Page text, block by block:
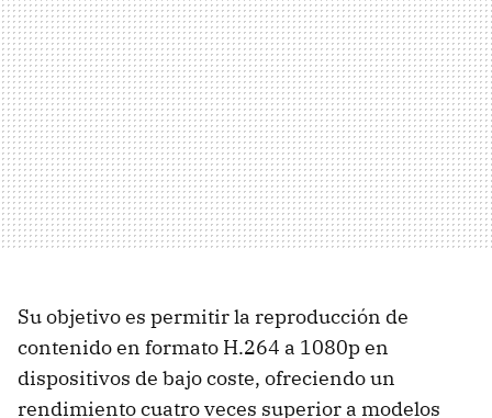
Su objetivo es permitir la reproducción de
contenido en formato H.264 a 1080p en
dispositivos de bajo coste, ofreciendo un
rendimiento cuatro veces superior a modelos